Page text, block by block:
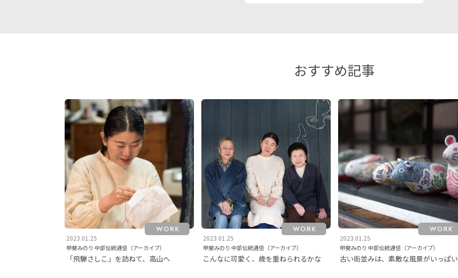
おすすめ記事
2023.01.25
WORK
甲斐みのり 中部伝統通信（アーカイブ）
「飛騨さしこ」を訪ねて、高山へ
2023.01.25
WORK
甲斐みのり 中部伝統通信（アーカイブ）
こんなに可愛く、歳を重ねられるかな
2023.01.25
WORK
甲斐みのり 中部伝統通信（アーカイブ）
古い街並みは、素敵な風景がいっぱい